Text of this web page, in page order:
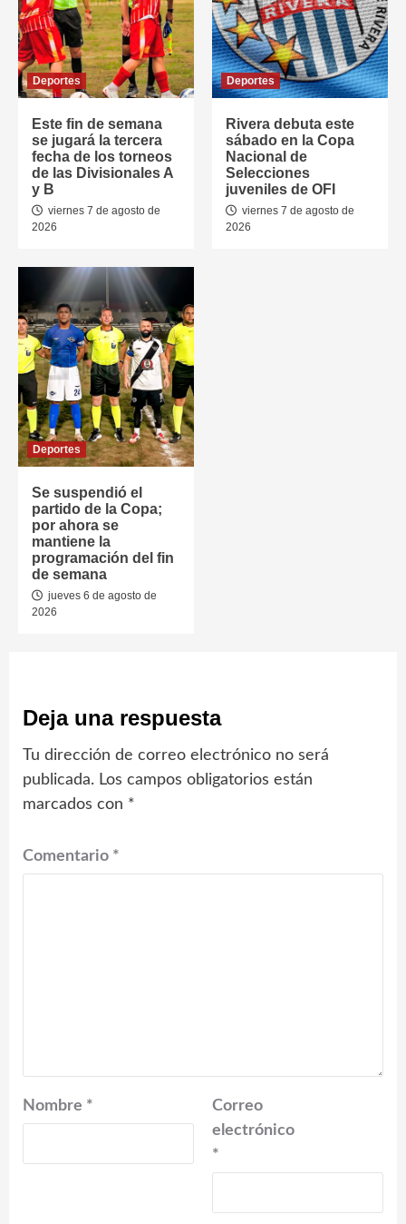
Deportes
Este fin de semana
se jugará la tercera
fecha de los torneos
de las Divisionales A
y B
viernes 7 de agosto de
2026
Deportes
Rivera debuta este
sábado en la Copa
Nacional de
Selecciones
juveniles de OFI
viernes 7 de agosto de
2026
Deportes
Se suspendió el
partido de la Copa;
por ahora se
mantiene la
programación del fin
de semana
jueves 6 de agosto de
2026
Deja una respuesta
Tu dirección de correo electrónico no será
publicada. Los campos obligatorios están
marcados con *
Comentario *
Nombre *
Correo
electrónico
*